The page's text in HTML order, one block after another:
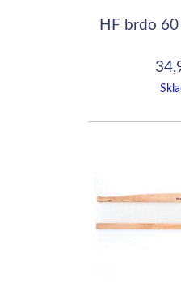
HF brdo